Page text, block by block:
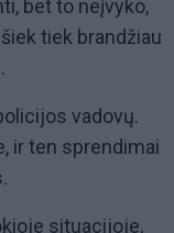
bet to neįvyko,
tiek brandžiau
vadovų.
ir ten sprendimai
situacijoje,